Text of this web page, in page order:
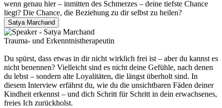
wenn genau hier – inmitten des Schmerzes – deine tiefste Chance
liegt? Die Chance, die Beziehung zu dir selbst zu heilen?
Satya Marchand
Trauma- und Erkenntnistherapeutin
Du spürst, dass etwas in dir nicht wirklich frei ist – aber du kannst es
nicht benennen? Vielleicht sind es nicht deine Gefühle, nach denen
du lebst – sondern alte Loyalitäten, die längst überholt sind. In
diesem Interview erfährst du, wie du die unsichtbaren Fäden deiner
Kindheit erkennst – und dich Schritt für Schritt in dein erwachsenes,
freies Ich zurückholst.